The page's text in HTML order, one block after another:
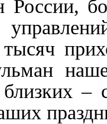
России,
–